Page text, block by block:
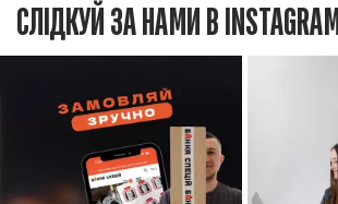
СЛІДКУЙ ЗА НАМИ В INSTAGRAM